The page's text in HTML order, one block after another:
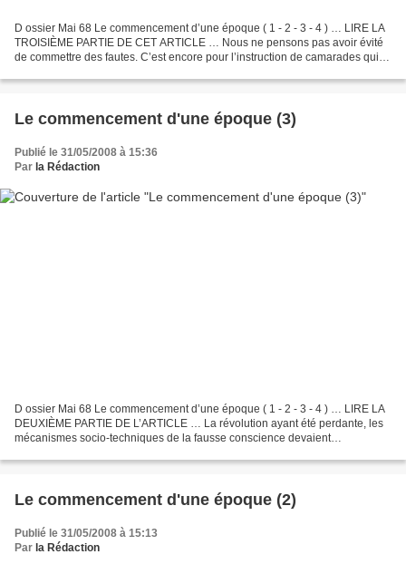
D ossier Mai 68 Le commencement d’une époque ( 1 - 2 - 3 - 4 ) … LIRE LA
TROISIÈME PARTIE DE CET ARTICLE … Nous ne pensons pas avoir évité
de commettre des fautes. C’est encore pour l’instruction de camarades qui
Le commencement d'une époque (3)
Publié le 31/05/2008 à 15:36
Par la Rédaction
D ossier Mai 68 Le commencement d’une époque ( 1 - 2 - 3 - 4 ) … LIRE LA
DEUXIÈME PARTIE DE L’ARTICLE … La révolution ayant été perdante, les
mécanismes socio-techniques de la fausse conscience devaient
Le commencement d'une époque (2)
Publié le 31/05/2008 à 15:13
Par la Rédaction